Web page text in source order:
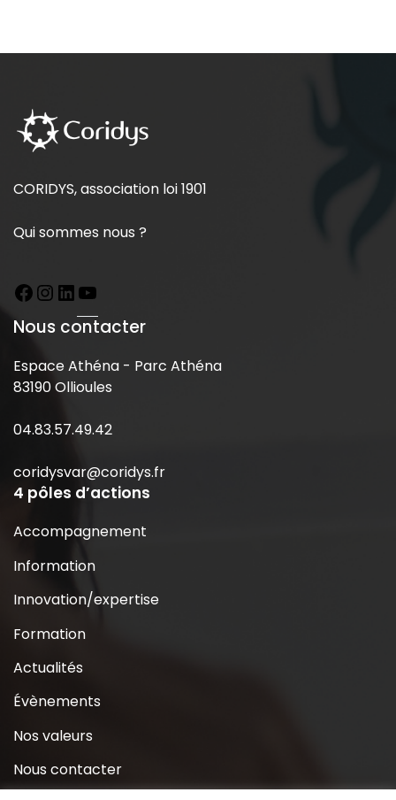
CORIDYS, association loi 1901
Qui sommes nous ?
Nous contacter
Espace Athéna - Parc Athéna
83190 Ollioules
04.83.57.49.42
coridysvar@coridys.fr
4 pôles d’actions
Accompagnement
Information
Innovation/expertise
Formation
Actualités
Évènements
Nos valeurs
Nous contacter